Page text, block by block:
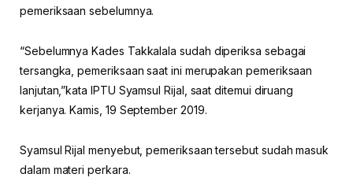
pemeriksaan sebelumnya.
“Sebelumnya Kades Takkalala sudah diperiksa sebagai
tersangka, pemeriksaan saat ini merupakan pemeriksaan
lanjutan,”kata IPTU Syamsul Rijal, saat ditemui diruang
kerjanya. Kamis, 19 September 2019.
Syamsul Rijal menyebut, pemeriksaan tersebut sudah masuk
dalam materi perkara.